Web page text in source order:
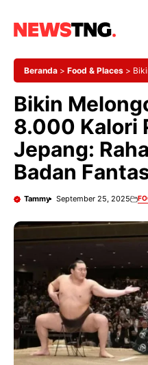
Beranda > Food & Places >
Bikin
8.000 Kalori
Jepang:
Badan
Tammy September 25, 2025